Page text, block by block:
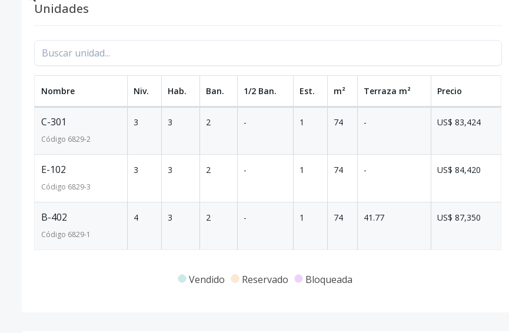
Unidades
Nombre Niv. Hab. Ban. 1/2 Ban. Est. m² Terraza m² Precio
C-301
Código 6829-2
3 3 2 - 1 74 - US$ 83,424
E-102
Código 6829-3
3 3 2 - 1 74 - US$ 84,420
B-402
Código 6829-1
4 3 2 - 1 74 41.77 US$ 87,350
Vendido Reservado Bloqueada